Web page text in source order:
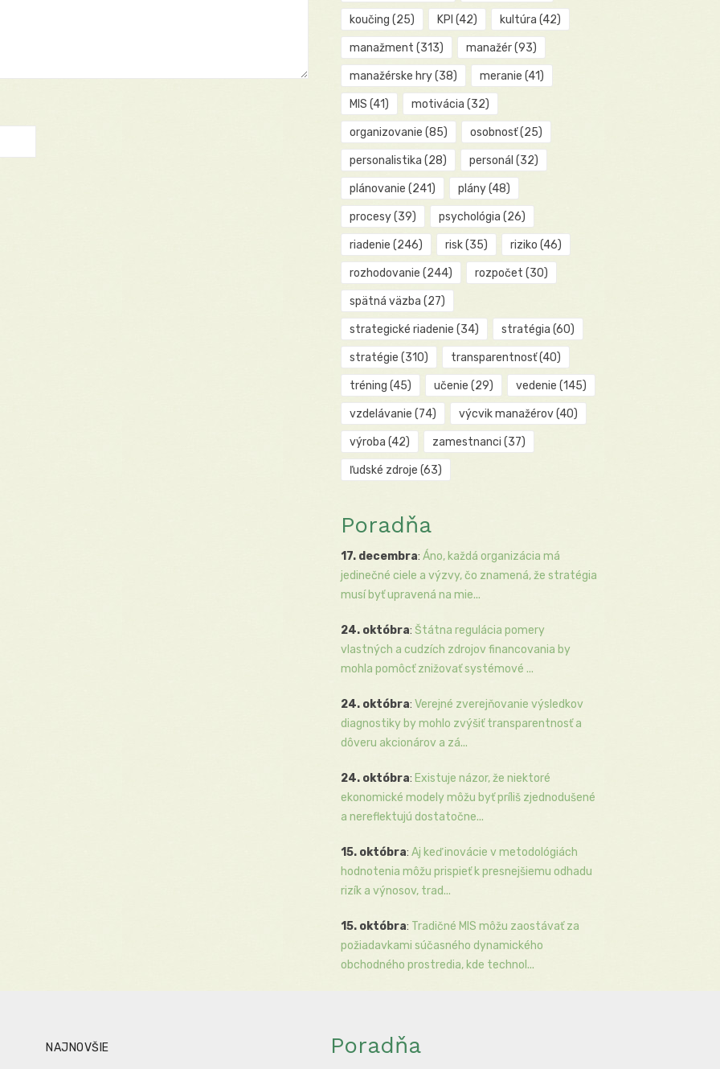
koučing (25) KPI (42) kultúra (42)
manažment (313) manažér(93)
manažérske hry(38) meranie (41)
MIS (41) motivácia (32)
organizovanie (85) osobnosť(25)
personalistika (28) personál (32)
plánovanie (241) plány(48)
procesy(39) psychológia (26)
riadenie (246) risk(35) riziko (46)
rozhodovanie (244) rozpočet (30)
spätná väzba (27)
strategické riadenie (34) stratégia (60)
stratégie (310) transparentnosť(40)
tréning (45) učenie (29) vedenie (145)
vzdelávanie (74) výcvik manažérov(40)
výroba (42) zamestnanci (37)
ľudské zdroje (63)
Poradňa
17. decembra: Áno, každá organizácia má
jedinečné ciele a výzvy, čo znamená, že stratégia
musí byť upravená na mie...
24. októbra: Štátna regulácia pomery
vlastných a cudzích zdrojov financovania by
mohla pomôcť znižovať systémové ...
24. októbra: Verejné zverejňovanie výsledkov
diagnostiky by mohlo zvýšiť transparentnosť a
dôveru akcionárov a zá...
24. októbra: Existuje názor, že niektoré
ekonomické modely môžu byť príliš zjednodušené
a nereflektujú dostatočne...
15. októbra: Aj keď inovácie v metodológiách
hodnotenia môžu prispieť k presnejšiemu odhadu
rizík a výnosov, trad...
15. októbra: Tradičné MIS môžu zaostávať za
požiadavkami súčasného dynamického
obchodného prostredia, kde technol...
NAJNOVŠIE Poradňa